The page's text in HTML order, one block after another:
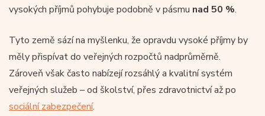
vysokých příjmů pohybuje podobně v pásmu nad 50 %.
Tyto země sází na myšlenku, že opravdu vysoké příjmy by
měly přispívat do veřejných rozpočtů nadprůměrně.
Zároveň však často nabízejí rozsáhlý a kvalitní systém
veřejných služeb – od školství, přes zdravotnictví až po
sociální zabezpečení.